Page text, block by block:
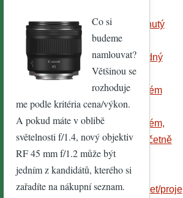
Co si
budeme
namlouvat?
Většinou se
rozhoduje
me podle kritéria cena/výkon.
A pokud máte v oblibě
světelnosti f/1.4, nový objektiv
RF 45 mm f/1.2 může být
jedním z kandidátů, kterého si
zařadíte na nákupní seznam.
možná je jen zaseknutý
nebo
Že by tady nebyl žádný
Zdravím,
mám podobný problém
Zdravím,
mám podobný problém,
Téměř jako malba včetně
já jsem tuhně něco
takového
https://sourceforge.net/proje